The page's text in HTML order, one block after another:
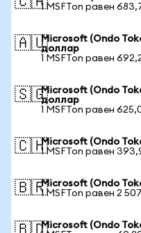
1 MSFTon равен
🇦🇺Microsoft (Ondo
доллар
1 MSFTon равен
🇸🇬Microsoft (Ondo
доллар
1 MSFTon равен
🇨🇭Microsoft (Ondo
1 MSFTon равен
🇧🇷Microsoft (Ondo
1 MSFTon равен 2
Microsoft (Ondo